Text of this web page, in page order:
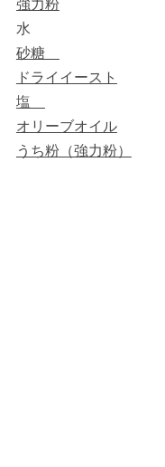
水
砂糖
ドライイースト
塩
オリーブオイル
うち粉（強力粉）